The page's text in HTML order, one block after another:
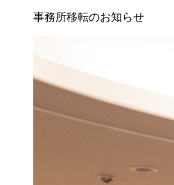
事務所移転のお知らせ